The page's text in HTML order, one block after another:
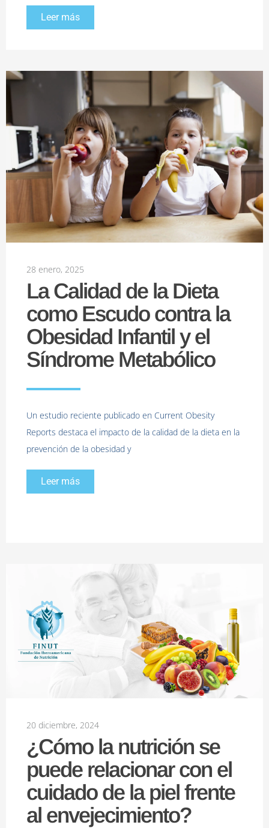
Leer más
28 enero, 2025
La Calidad de la Dieta
como Escudo contra la
Obesidad Infantil y el
Síndrome Metabólico
Un estudio reciente publicado en Current Obesity
Reports destaca el impacto de la calidad de la dieta en la
prevención de la obesidad y
Leer más
20 diciembre, 2024
¿Cómo la nutrición se
puede relacionar con el
cuidado de la piel frente
al envejecimiento?